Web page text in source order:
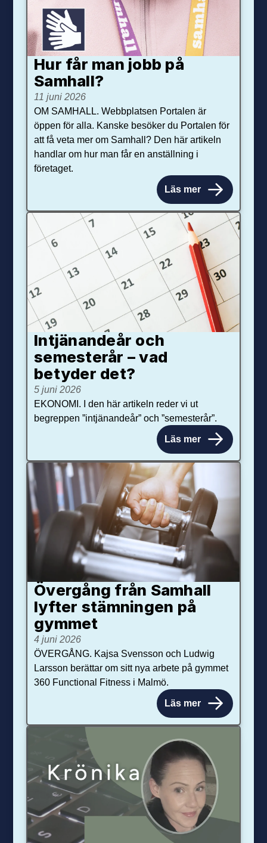
Hur får man jobb på
Samhall?
11 juni 2026
OM SAMHALL. Webbplatsen Portalen är
öppen för alla. Kanske besöker du Portalen för
att få veta mer om Samhall? Den här artikeln
handlar om hur man får en anställning i
företaget.
Läs mer
Intjänandeår och
semesterår – vad
betyder det?
5 juni 2026
EKONOMI. I den här artikeln reder vi ut
begreppen ”intjänandeår” och ”semesterår”.
Läs mer
Övergång från Samhall
lyfter stämningen på
gymmet
4 juni 2026
ÖVERGÅNG. Kajsa Svensson och Ludwig
Larsson berättar om sitt nya arbete på gymmet
360 Functional Fitness i Malmö.
Läs mer